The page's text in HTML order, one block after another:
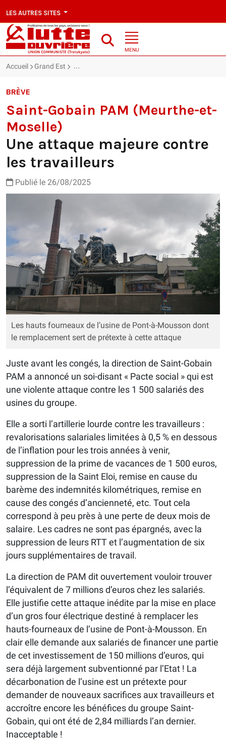
LES AUTRES SITES
MENU
Accueil Grand Est Saint-Gobain PAM (Meurthe-et-Moselle) : Une
BRÈVE
Saint-Gobain PAM (Meurthe-et-
Moselle)
Une attaque majeure contre
les travailleurs
Publié le 26/08/2025
Les hauts fourneaux de l’usine de Pont-à-Mousson dont
le remplacement sert de prétexte à cette attaque
Juste avant les congés, la direction de Saint-Gobain
PAM a annoncé un soi-disant « Pacte social » qui est
une violente attaque contre les 1 500 salariés des
usines du groupe.
Elle a sorti l’artillerie lourde contre les travailleurs :
revalorisations salariales limitées à 0,5 % en dessous
de l’inflation pour les trois années à venir,
suppression de la prime de vacances de 1 500 euros,
suppression de la Saint Eloi, remise en cause du
barème des indemnités kilométriques, remise en
cause des congés d’ancienneté, etc. Tout cela
correspond à peu près à une perte de deux mois de
salaire. Les cadres ne sont pas épargnés, avec la
suppression de leurs RTT et l’augmentation de six
jours supplémentaires de travail.
La direction de PAM dit ouvertement vouloir trouver
l’équivalent de 7 millions d’euros chez les salariés.
Elle justifie cette attaque inédite par la mise en place
d’un gros four électrique destiné à remplacer les
hauts-fourneaux de l’usine de Pont-à-Mousson. En
clair elle demande aux salariés de financer une partie
de cet investissement de 150 millions d’euros, qui
sera déjà largement subventionné par l’Etat ! La
décarbonation de l’usine est un prétexte pour
demander de nouveaux sacrifices aux travailleurs et
accroître encore les bénéfices du groupe Saint-
Gobain, qui ont été de 2,84 milliards l’an dernier.
Inacceptable !